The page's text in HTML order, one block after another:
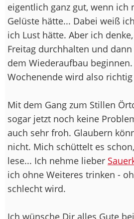
eigentlich ganz gut, wenn ich
Gelüste hätte... Dabei weiß
ich Lust hätte. Aber ich
Freitag durchhalten und
dem Wiederaufbau
Wochenende wird also
Mit dem Gang zum Stillen
sogar jetzt noch keine
auch sehr froh. Glaubern
nicht. Mich schüttelt es
lese... Ich nehme lieber
ich ohne Weiteres trinken -
schlecht wird.
Ich wünsche Dir alles Gute